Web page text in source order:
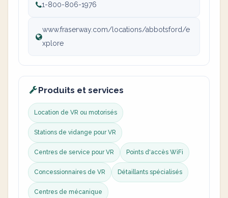
1-800-806-1976
www.fraserway.com/locations/abbotsford/e
xplore
Produits et services
Location de VR ou motorisés
Stations de vidange pour VR
Centres de service pour VR Points d'accès WiFi
Concessionnaires de VR Détaillants spécialisés
Centres de mécanique